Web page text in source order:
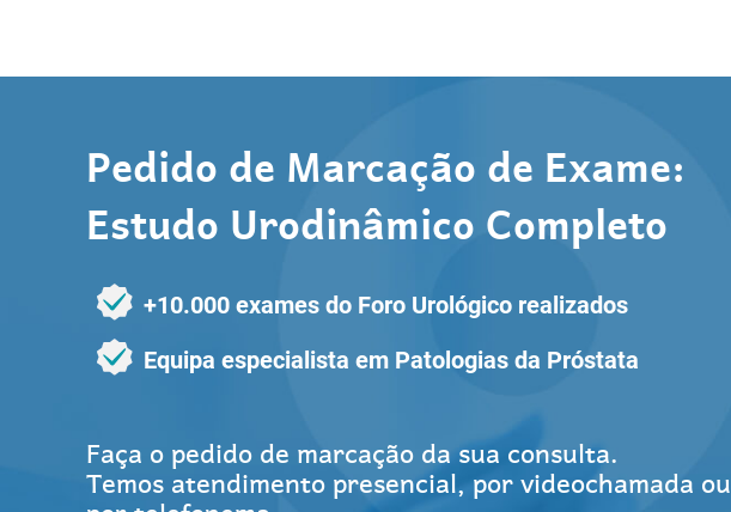
Pedido de Marcação de Exame:
Estudo Urodinâmico Completo
+10.000 exames do Foro Urológico realizados
Equipa especialista em Patologias da Próstata
Faça o pedido de marcação da sua consulta.
Temos atendimento presencial, por videochamada ou